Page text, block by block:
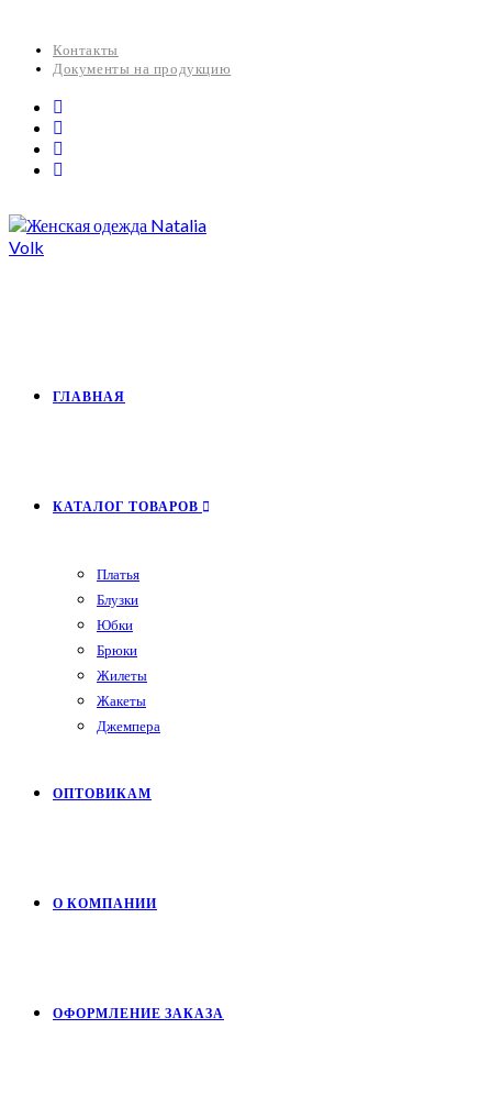
Контакты
Документы на продукцию
ГЛАВНАЯ
КАТАЛОГ ТОВАРОВ
Платья
Блузки
Юбки
Брюки
Жилеты
Жакеты
Джемпера
ОПТОВИКАМ
О КОМПАНИИ
ОФОРМЛЕНИЕ ЗАКАЗА